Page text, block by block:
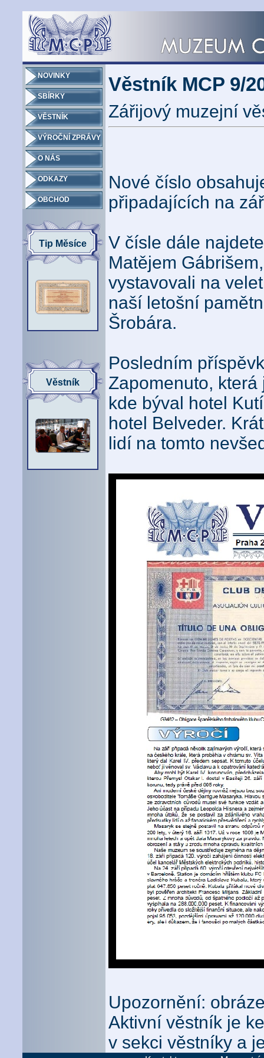
NOVINKY
SBÍRKY
VĚSTNÍK
VÝROČNÍ ZPRÁVY
O NÁS
ODKAZY
OBCHOD
Tip Měsíce
Věstník
Věstník MCP 9/
Zářijový muzejní
Nové číslo
připadajících na
V čísle dále
Matějem
vystavovali na
naší letošní
Šrobára.
Posledním
Zapomenuto,
kde býval hotel
hotel Belveder.
lidí na tomto
Upozornění:
Aktivní věstník je
v sekci věstníky a